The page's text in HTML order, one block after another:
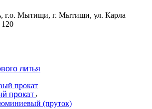
г.о. Мытищи, г. Мытищи, ул. Карла
литья
прокат
(пруток)